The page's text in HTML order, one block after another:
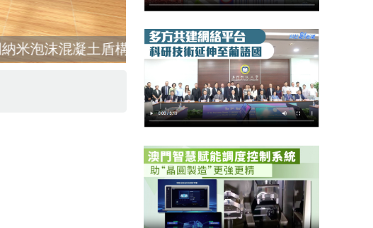
科技基金促產學研落地：成功完成全球首例納米泡沫混凝土盾構注漿方案